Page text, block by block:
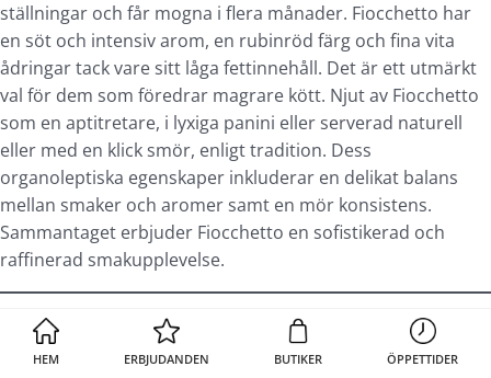
ställningar och får mogna i flera månader. Fiocchetto har
en söt och intensiv arom, en rubinröd färg och fina vita
ådringar tack vare sitt låga fettinnehåll. Det är ett utmärkt
val för dem som föredrar magrare kött. Njut av Fiocchetto
som en aptitretare, i lyxiga panini eller serverad naturell
eller med en klick smör, enligt tradition. Dess
organoleptiska egenskaper inkluderar en delikat balans
mellan smaker och aromer samt en mör konsistens.
Sammantaget erbjuder Fiocchetto en sofistikerad och
raffinerad smakupplevelse.
SALAME AL FINOCCHIO
Tunt skivad salami med fänkålsfrön. Mjuk, smulig
HEM ERBJUDANDEN BUTIKER ÖPPETTIDER